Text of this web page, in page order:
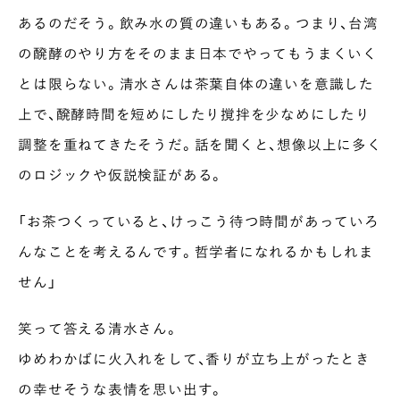
あるのだそう。飲み水の質の違いもある。つまり、台湾
の醗酵のやり方をそのまま日本でやってもうまくいく
とは限らない。清水さんは茶葉自体の違いを意識した
上で、醗酵時間を短めにしたり撹拌を少なめにしたり
調整を重ねてきたそうだ。話を聞くと、想像以上に多く
のロジックや仮説検証がある。
「お茶つくっていると、けっこう待つ時間があっていろ
んなことを考えるんです。哲学者になれるかもしれま
せん」
笑って答える清水さん。
ゆめわかばに火入れをして、香りが立ち上がったとき
の幸せそうな表情を思い出す。